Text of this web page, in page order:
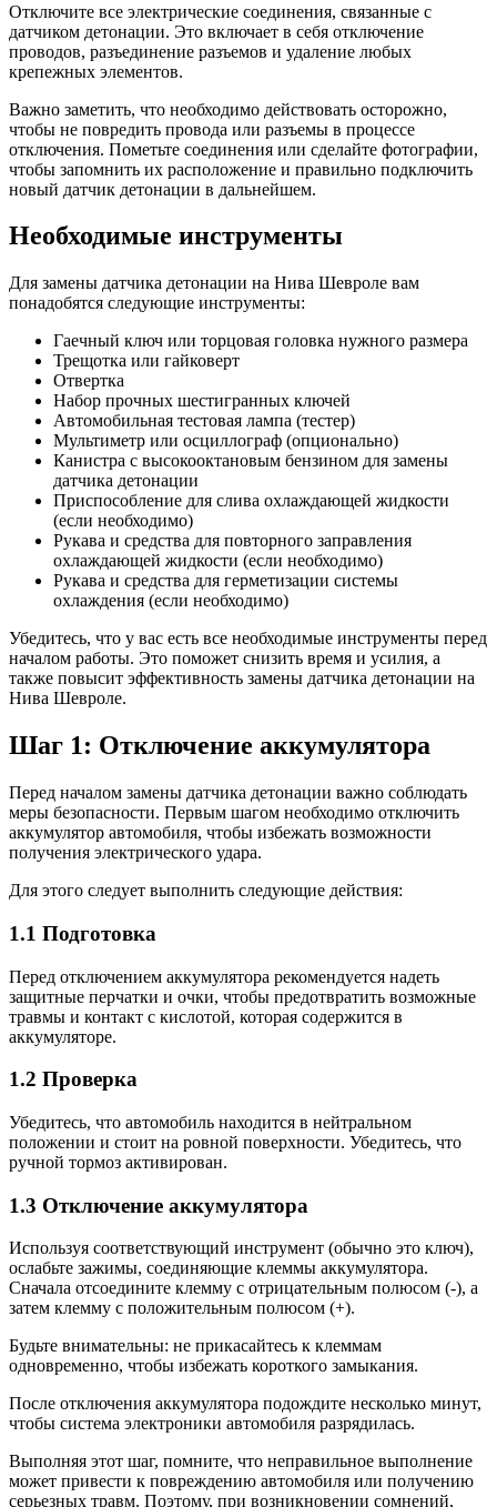
Отключите все электрические соединения, связанные с
датчиком детонации. Это включает в себя отключение
проводов, разъединение разъемов и удаление любых
крепежных элементов.
Важно заметить, что необходимо действовать осторожно,
чтобы не повредить провода или разъемы в процессе
отключения. Пометьте соединения или сделайте фотографии,
чтобы запомнить их расположение и правильно подключить
новый датчик детонации в дальнейшем.
Необходимые инструменты
Для замены датчика детонации на Нива Шевроле вам
понадобятся следующие инструменты:
Гаечный ключ или торцовая головка нужного размера
Трещотка или гайковерт
Отвертка
Набор прочных шестигранных ключей
Автомобильная тестовая лампа (тестер)
Мультиметр или осциллограф (опционально)
Канистра с высокооктановым бензином для замены
датчика детонации
Приспособление для слива охлаждающей жидкости
(если необходимо)
Рукава и средства для повторного заправления
охлаждающей жидкости (если необходимо)
Рукава и средства для герметизации системы
охлаждения (если необходимо)
Убедитесь, что у вас есть все необходимые инструменты перед
началом работы. Это поможет снизить время и усилия, а
также повысит эффективность замены датчика детонации на
Нива Шевроле.
Шаг 1: Отключение аккумулятора
Перед началом замены датчика детонации важно соблюдать
меры безопасности. Первым шагом необходимо отключить
аккумулятор автомобиля, чтобы избежать возможности
получения электрического удара.
Для этого следует выполнить следующие действия:
1.1 Подготовка
Перед отключением аккумулятора рекомендуется надеть
защитные перчатки и очки, чтобы предотвратить возможные
травмы и контакт с кислотой, которая содержится в
аккумуляторе.
1.2 Проверка
Убедитесь, что автомобиль находится в нейтральном
положении и стоит на ровной поверхности. Убедитесь, что
ручной тормоз активирован.
1.3 Отключение аккумулятора
Используя соответствующий инструмент (обычно это ключ),
ослабьте зажимы, соединяющие клеммы аккумулятора.
Сначала отсоедините клемму с отрицательным полюсом (-), а
затем клемму с положительным полюсом (+).
Будьте внимательны: не прикасайтесь к клеммам
одновременно, чтобы избежать короткого замыкания.
После отключения аккумулятора подождите несколько минут,
чтобы система электроники автомобиля разрядилась.
Выполняя этот шаг, помните, что неправильное выполнение
может привести к повреждению автомобиля или получению
серьезных травм. Поэтому, при возникновении сомнений,